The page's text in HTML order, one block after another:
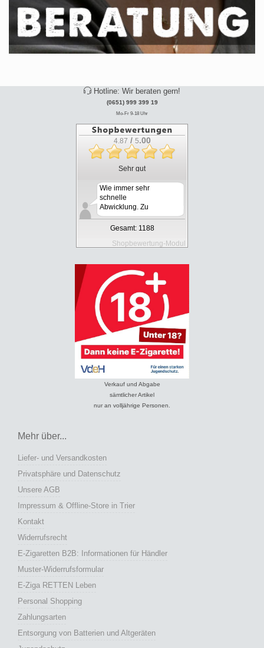
Hotline: Wir beraten gern!
(0651) 999 399 19
Mo-Fr 9-18 Uhr
4.87 / 5.00
Sehr gut
Wie immer sehr
schnelle
Abwicklung. Zu
Lieferzeiten ...
Gesamt: 1188
Shopbewertung-Modul
Verkauf und Abgabe
sämtlicher Artikel
nur an volljährige Personen.
Mehr über...
Liefer- und Versandkosten
Privatsphäre und Datenschutz
Unsere AGB
Impressum & Offline-Store in Trier
Kontakt
Widerrufsrecht
E-Zigaretten B2B: Informationen für Händler
Muster-Widerrufsformular
E-Ziga RETTEN Leben
Personal Shopping
Zahlungsarten
Entsorgung von Batterien und Altgeräten